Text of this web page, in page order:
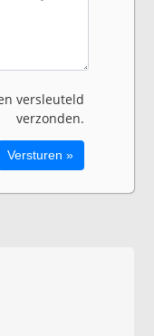
versleuteld
verzonden.